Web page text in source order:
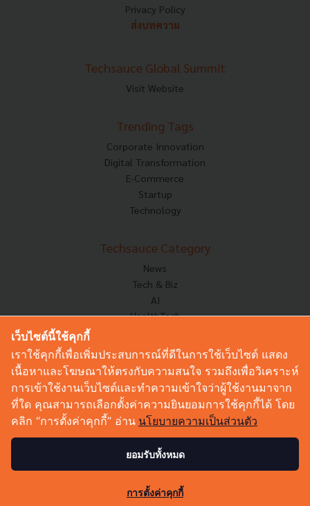
Privacy Policy
ส่งบทความ
Techsauce Global Summit
Visit Website
Trending Tags
Corporate Innovation
Digital Transformation
E-Commerce
Startup
Technology
Techsauce Category
News
Tech & Biz
AI
HealthTech
Corp Innov
Saucy Thoughts
Sustainable
Videos
Podcast
© Copyright 2026 :Techsauce All rights reserved.
เว็บไซต์นี้ใช้คุกกี้
เราใช้คุกกี้เพื่อเพิ่มประสบการณ์ที่ดีในการใช้เว็บไซต์ แสดง
เนื้อหาและโฆษณาให้ตรงกับความสนใจ รวมถึงเพื่อวิเคราะห์
การเข้าใช้งานเว็บไซต์และทำความเข้าใจว่าผู้ใช้งานมาจาก
ที่ใด คุณสามารถเลือกตั้งค่าความยินยอมการใช้คุกกี้ได้ โดย
คลิก “การตั้งค่าคุกกี้” อ่าน นโยบายความเป็นส่วนตัว
ยอมรับทั้งหมด
การตั้งค่าคุกกี้